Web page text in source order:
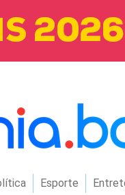
Esporte